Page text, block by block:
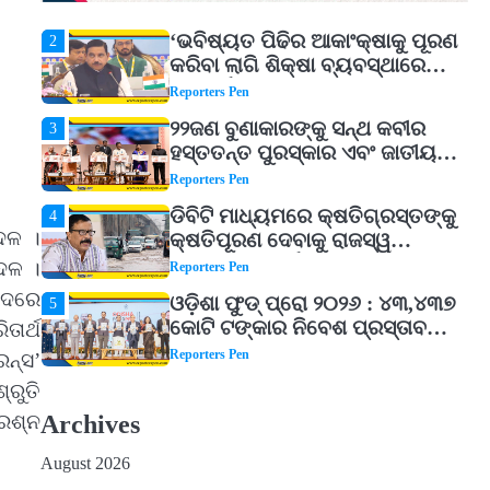
।
।
Reporters Pen
2
‘ଭବିଷ୍ୟତ ପିଢିର ଆକାଂକ୍ଷାକୁ ପୂରଣ
କରିବା ଲାଗି ଶିକ୍ଷା ବ୍ୟବସ୍ଥାରେ
ପରିବର୍ତ୍ତନ ଜରୁରୀ’
Reporters Pen
3
୨୨ଜଣ ବୁଣାକାରଙ୍କୁ ସନ୍ଥ କବୀର
ହସ୍ତତନ୍ତ ପୁରସ୍କାର ଏବଂ ଜାତୀୟ
ହସ୍ତତନ୍ତ ପୁରସ୍କାର ପ୍ରଦାନ,
ଓଡ଼ିଶାରୁ ୨ ଜଣଙ୍କୁ ମିଳିଲା
Reporters Pen
4
ଡିବିଟି ମାଧ୍ୟମରେ କ୍ଷତିଗ୍ରସ୍ତଙ୍କୁ
କ୍ଷତିପୂରଣ ଦେବାକୁ ରାଜସ୍ୱ
ମନ୍ତ୍ରୀଙ୍କ ନିର୍ଦ୍ଦେଶ
Reporters Pen
5
ଓଡ଼ିଶା ଫୁଡ୍ ପ୍ରୋ ୨୦୨୬ : ୪୩,୪୩୭
କୋଟି ଟଙ୍କାର ନିବେଶ ପ୍ରସ୍ତାବ
ହାସଲ
Reporters Pen
Archives
August 2026